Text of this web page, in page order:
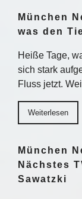
München
was den
Heiße Tage,
sich stark
Fluss jetzt.
Weiterlesen
München
Nächstes
Sawatzki